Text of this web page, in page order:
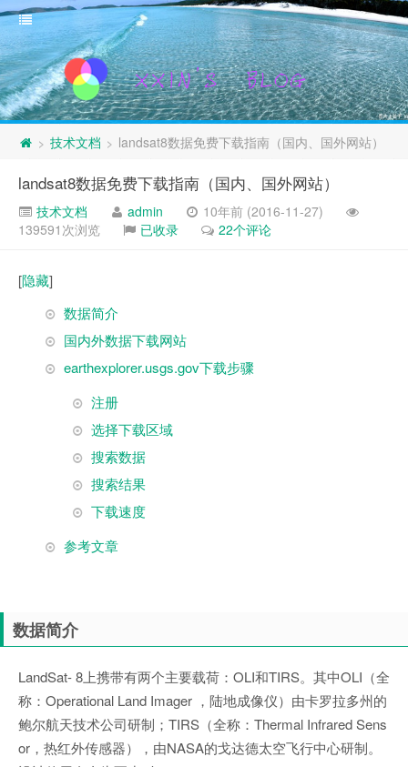
> 技术文档 > landsat8数据免费下载指南（国内、国外网站）
landsat8数据免费下载指南（国内、国外网站）
技术文档 admin
10年前 (2016-11-27)
139591次浏览
已收录 22个评论
[隐藏]
数据简介
国内外数据下载网站
earthexplorer.usgs.gov下载步骤
注册
选择下载区域
搜索数据
搜索结果
下载速度
参考文章
数据简介
LandSat- 8上携带有两个主要载荷：OLI和TIRS。其中OLI（全
称：Operational Land Imager ，陆地成像仪）由卡罗拉多州的
鲍尔航天技术公司研制；TIRS（全称：Thermal Infrared Sens
or，热红外传感器），由NASA的戈达德太空飞行中心研制。